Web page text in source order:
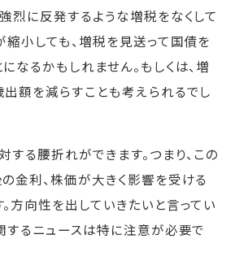
烈に反発するような増税をなくして
縮小しても、増税を見送って国債を
なるかもしれません。もしくは、増
額を減らすことも考えられるでし
する腰折れができます。つまり、この
金利、株価が大きく影響を受ける
方向性を出していきたいと言ってい
するニュースは特に注意が必要で